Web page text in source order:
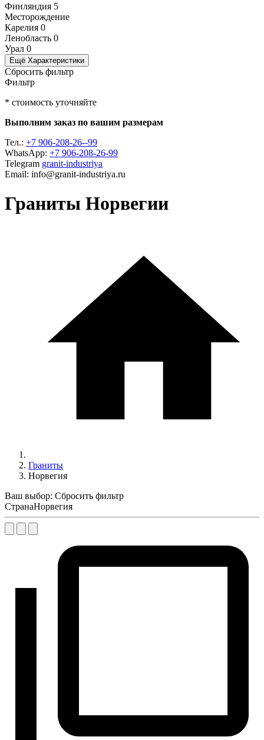
Финляндия 5
Месторождение
Карелия 0
Ленобласть 0
Урал 0
Ещё Характеристики
Сбросить фильтр
Фильтр
* стоимость уточняйте
Выполним заказ по вашим размерам
Тел.: +7 906-208-26--99
WhatsApp: +7 906-208-26-99
Telegram granit-industriya
Email: info@granit-industriya.ru
Граниты Норвегии
Граниты
Норвегия
Ваш выбор: Сбросить фильтр
СтранаНорвегия